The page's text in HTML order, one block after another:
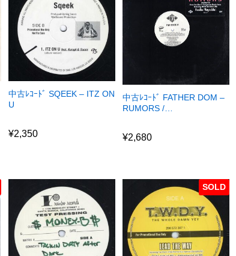
中古ﾚｺｰﾄﾞ SQEEK – ITZ ON
U
¥2,350
中古ﾚｺｰﾄﾞ FATHER DOM –
RUMORS /…
¥2,680
SOLD